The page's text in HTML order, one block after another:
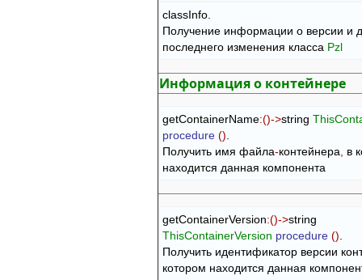
classInfo.
Получение информации о версии и
последнего изменения класса Pzl
Информация о контейнере
getContainerName:()->string
procedure ()
Получить имя файла-контейнера
в
находится данная компонента
getContainerVersion:()->
ThisContainerVersion procedure ()
Получить идентификатор версии
котором находится данная